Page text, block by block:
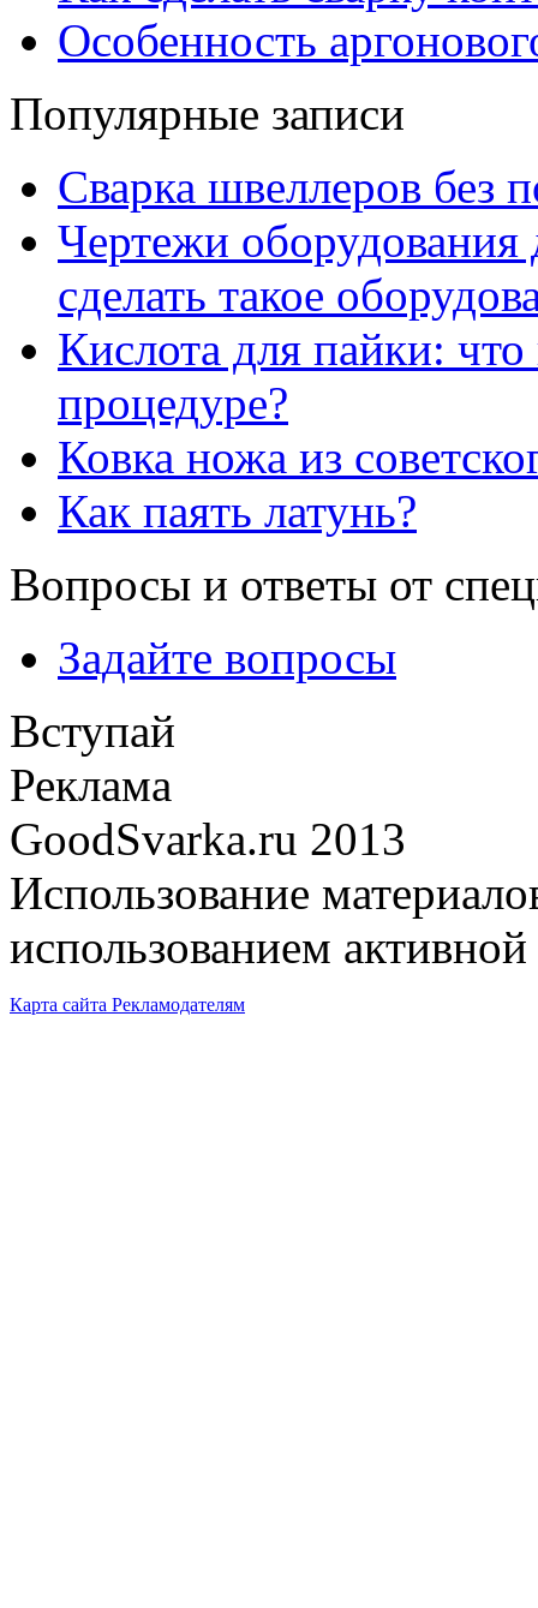
Особенность
Популярные записи
Сварка швеллеров без
Чертежи оборудования
сделать такое
Кислота для пайки:
процедуре?
Ковка ножа из
Как паять латунь?
Вопросы и ответы от
Задайте вопросы
Вступай
Реклама
GoodSvarka.ru 2013
Использование
использованием
Карта сайта Рекламодателям